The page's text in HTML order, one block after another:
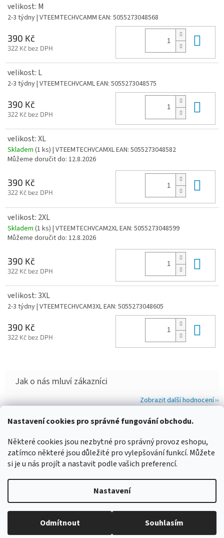
Nastavení cookies pro správné fungování obchodu.
Některé cookies jsou nezbytné pro správný provoz eshopu,
zatímco některé jsou důležité pro vylepšování funkcí. Můžete
si je u nás projít a nastavit podle vašich preferencí.
Nastavení
Odmítnout Souhlasím
velikost: M
2-3 týdny| VTEEMTECHVCAMM EAN: 5055273048568
390 Kč
322 Kč bez DPH
velikost: L
2-3 týdny| VTEEMTECHVCAMLEAN: 5055273048575
390 Kč
322 Kč bez DPH
velikost: XL
Skladem (1 ks) | VTEEMTECHVCAMXLEAN: 5055273048582
Můžeme doručit do: 12.8.2026
390 Kč
322 Kč bez DPH
velikost: 2XL
Skladem (1 ks) | VTEEMTECHVCAM2XLEAN: 5055273048599
Můžeme doručit do: 12.8.2026
390 Kč
322 Kč bez DPH
velikost: 3XL
2-3 týdny| VTEEMTECHVCAM3XLEAN: 5055273048605
390 Kč
322 Kč bez DPH
Zobrazit další hodnocení
Copyright 2026www.maskovanivprirode.cz. Všechna práva
vyhrazena.
Upravit nastavení cookies